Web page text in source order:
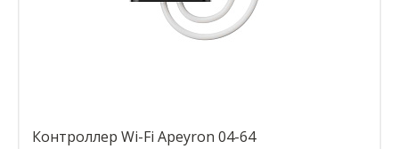
Контроллер Wi-Fi Apeyron 04-64